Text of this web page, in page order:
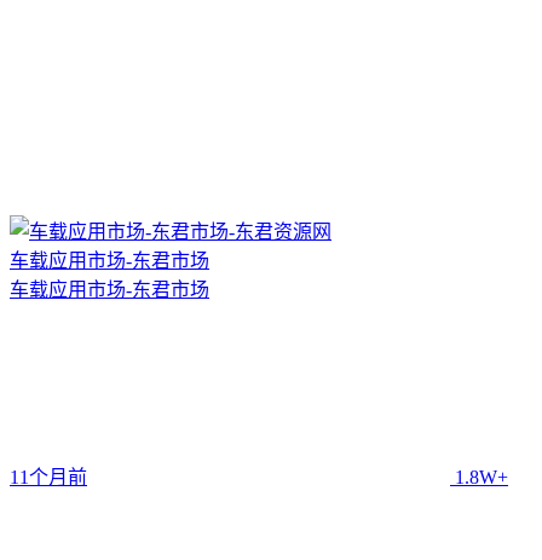
车载应用市场-东君市场
车载应用市场-东君市场
11个月前 1.8W+